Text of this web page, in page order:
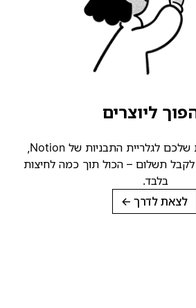
ליוצרים
להעלות את התבנית שלכם לגלריית התבניות של Notion,
תשלום – הכול תוך כמה לחיצות
בלבד.
לדרך→